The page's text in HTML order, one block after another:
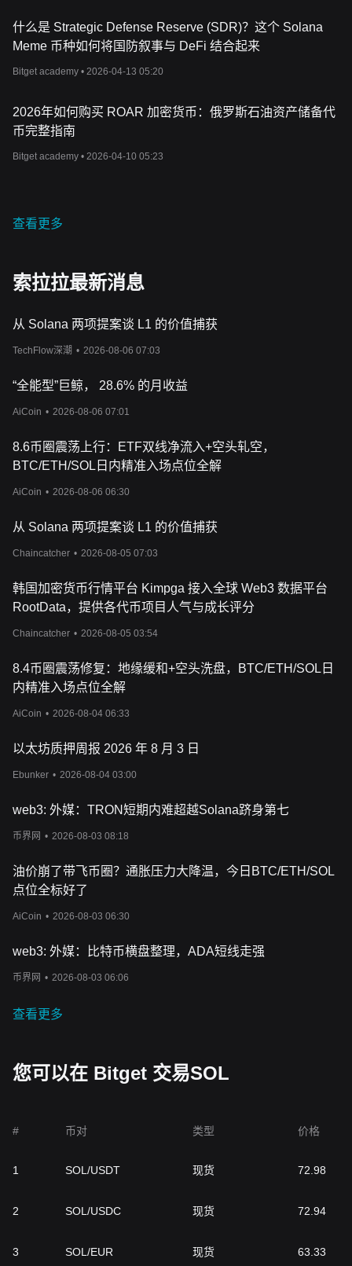
什么是 Strategic Defense Reserve (SDR)？这个 Solana
Meme 币种如何将国防叙事与 DeFi 结合起来
Bitget academy • 2026-04-13 05:20
2026年如何购买 ROAR 加密货币：俄罗斯石油资产储备代
币完整指南
Bitget academy • 2026-04-10 05:23
查看更多
索拉拉最新消息
从 Solana 两项提案谈 L1 的价值捕获
TechFlow深潮 • 2026-08-06 07:03
“全能型”巨鲸， 28.6% 的月收益
AiCoin • 2026-08-06 07:01
8.6币圈震荡上行：ETF双线净流入+空头轧空，
BTC/ETH/SOL日内精准入场点位全解
AiCoin • 2026-08-06 06:30
从 Solana 两项提案谈 L1 的价值捕获
Chaincatcher • 2026-08-05 07:03
韩国加密货币行情平台 Kimpga 接入全球 Web3 数据平台
RootData，提供各代币项目人气与成长评分
Chaincatcher • 2026-08-05 03:54
8.4币圈震荡修复：地缘缓和+空头洗盘，BTC/ETH/SOL日
内精准入场点位全解
AiCoin • 2026-08-04 06:33
以太坊质押周报 2026 年 8 月 3 日
Ebunker • 2026-08-04 03:00
web3: 外媒：TRON短期内难超越Solana跻身第七
币界网 • 2026-08-03 08:18
油价崩了带飞币圈？通胀压力大降温，今日BTC/ETH/SOL
点位全标好了
AiCoin • 2026-08-03 06:30
web3: 外媒：比特币横盘整理，ADA短线走强
币界网 • 2026-08-03 06:06
查看更多
您可以在 Bitget 交易SOL
# 币对 类型 价格
1 SOL/USDT 现货 72.98
2 SOL/USDC 现货 72.94
3 SOL/EUR 现货 63.33